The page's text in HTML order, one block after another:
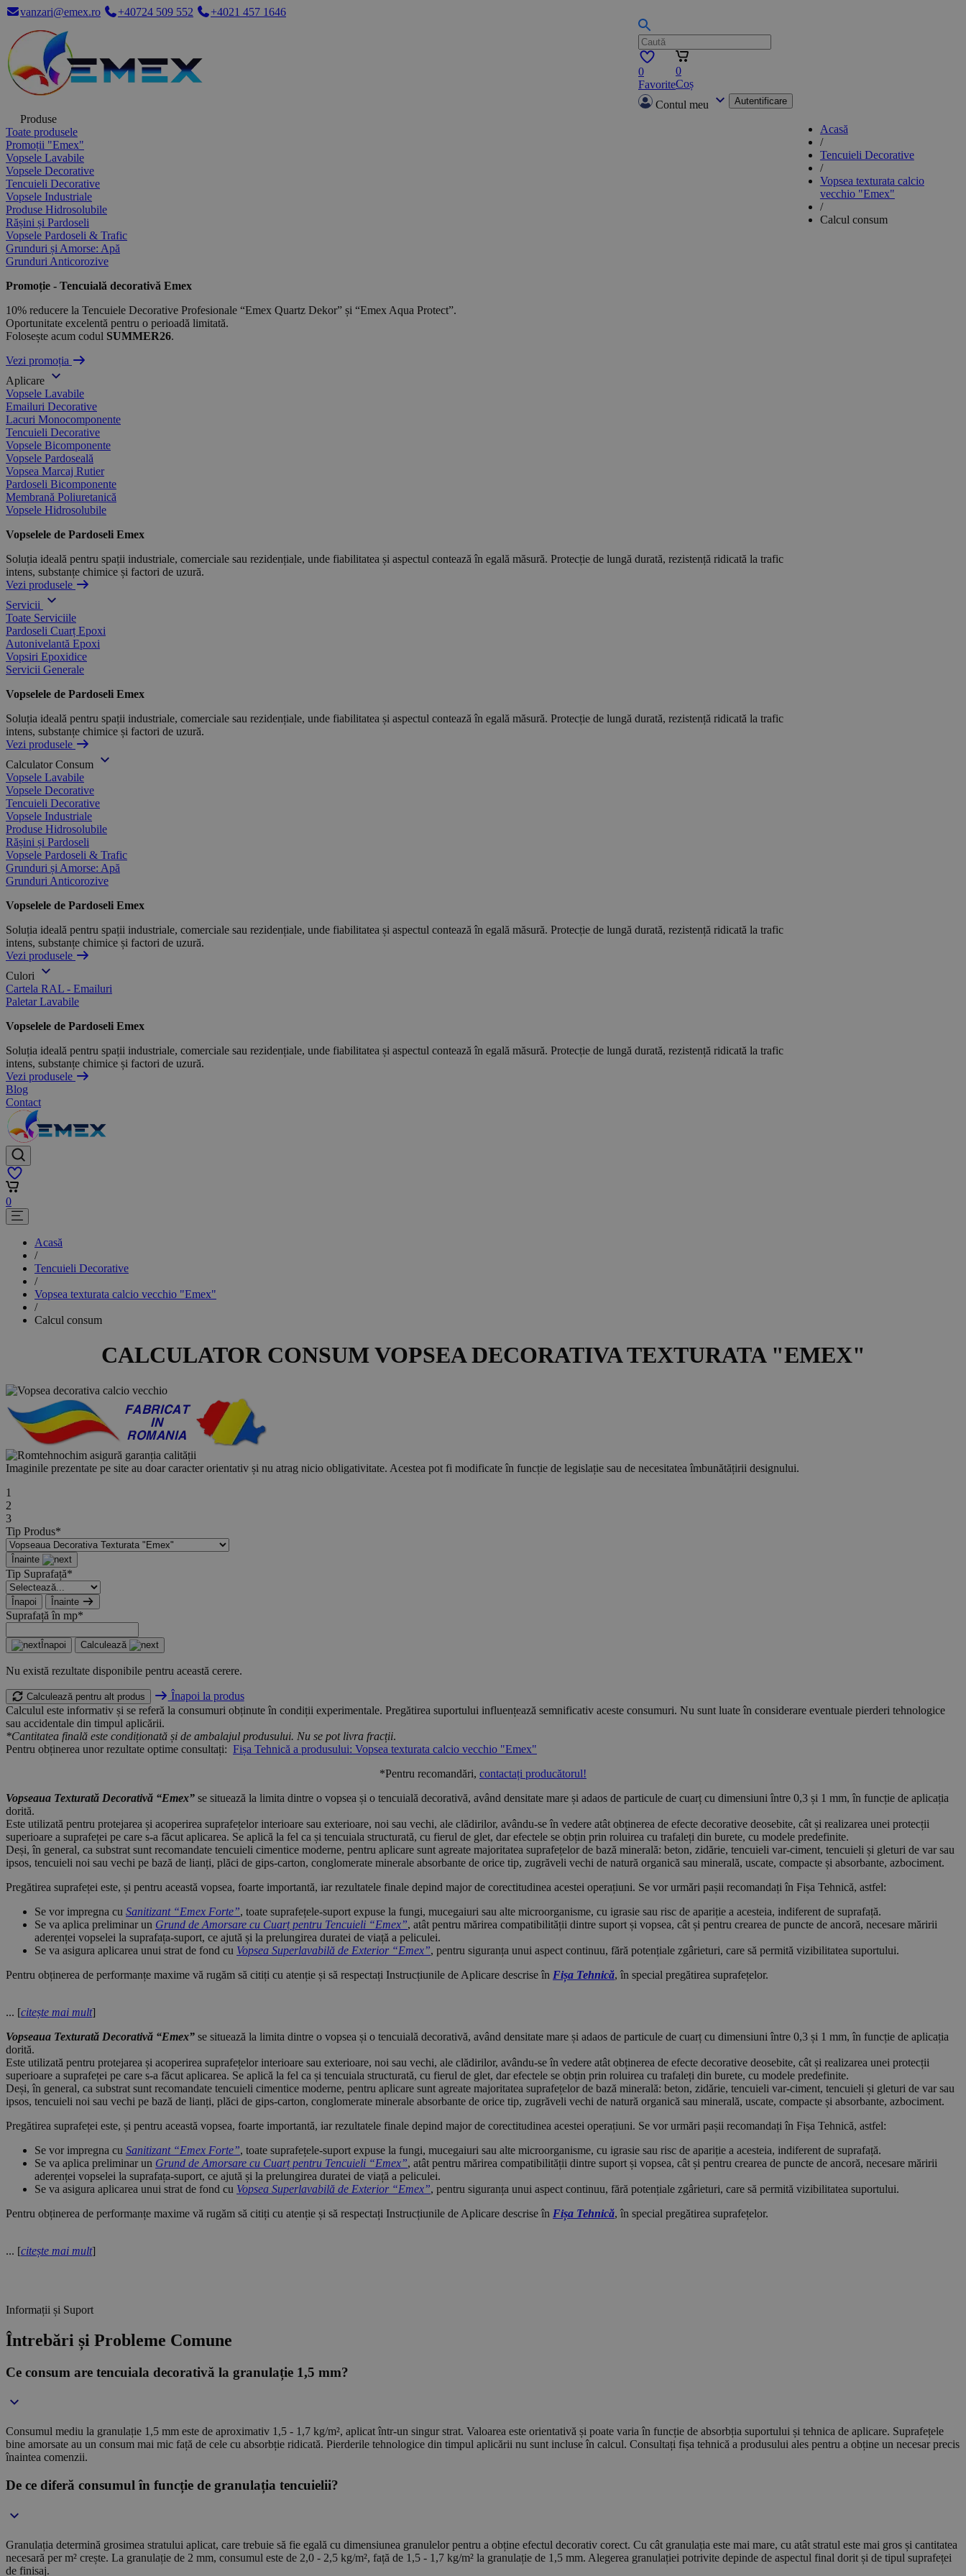
vanzari@emex.ro +40724 509 552 +4021 457 1646
0
Favorite
0
Coș
Contul meu
Autentificare
Produse
Toate produsele
Promoții "Emex"
Vopsele Lavabile
Vopsele Decorative
Tencuieli Decorative
Vopsele Industriale
Produse Hidrosolubile
Rășini și Pardoseli
Vopsele Pardoseli & Trafic
Grunduri și Amorse: Apă
Grunduri Anticorozive
Promoție - Tencuială decorativă Emex
10% reducere la Tencuiele Decorative Profesionale “Emex Quartz Dekor” și “Emex Aqua Protect”.
Oportunitate excelentă pentru o perioadă limitată.
Folosește acum codul SUMMER26.
Vezi promoția
Aplicare
Vopsele Lavabile
Emailuri Decorative
Lacuri Monocomponente
Tencuieli Decorative
Vopsele Bicomponente
Vopsele Pardoseală
Vopsea Marcaj Rutier
Pardoseli Bicomponente
Membrană Poliuretanică
Vopsele Hidrosolubile
Vopselele de Pardoseli Emex
Soluția ideală pentru spații industriale, comerciale sau rezidențiale, unde fiabilitatea și aspectul contează în egală măsură. Protecție de lungă durată, rezistență ridicată la trafic
intens, substanțe chimice și factori de uzură.
Vezi produsele
Servicii
Toate Serviciile
Pardoseli Cuarț Epoxi
Autonivelantă Epoxi
Vopsiri Epoxidice
Servicii Generale
Vopselele de Pardoseli Emex
Soluția ideală pentru spații industriale, comerciale sau rezidențiale, unde fiabilitatea și aspectul contează în egală măsură. Protecție de lungă durată, rezistență ridicată la trafic
intens, substanțe chimice și factori de uzură.
Vezi produsele
Calculator Consum
Vopsele Lavabile
Vopsele Decorative
Tencuieli Decorative
Vopsele Industriale
Produse Hidrosolubile
Rășini și Pardoseli
Vopsele Pardoseli & Trafic
Grunduri și Amorse: Apă
Grunduri Anticorozive
Vopselele de Pardoseli Emex
Soluția ideală pentru spații industriale, comerciale sau rezidențiale, unde fiabilitatea și aspectul contează în egală măsură. Protecție de lungă durată, rezistență ridicată la trafic
intens, substanțe chimice și factori de uzură.
Vezi produsele
Culori
Cartela RAL - Emailuri
Paletar Lavabile
Vopselele de Pardoseli Emex
Soluția ideală pentru spații industriale, comerciale sau rezidențiale, unde fiabilitatea și aspectul contează în egală măsură. Protecție de lungă durată, rezistență ridicată la trafic
intens, substanțe chimice și factori de uzură.
Vezi produsele
Blog
Contact
Acasă
/
Tencuieli Decorative
/
Vopsea texturata calcio
vecchio "Emex"
/
Calcul consum
0
Acasă
/
Tencuieli Decorative
/
Vopsea texturata calcio vecchio "Emex"
/
Calcul consum
CALCULATOR CONSUM VOPSEA DECORATIVA TEXTURATA "EMEX"
Imaginile prezentate pe site au doar caracter orientativ și nu atrag nicio obligativitate. Acestea pot fi modificate în funcție de legislație sau de necesitatea îmbunătățirii designului.
1
2
3
Tip Produs*
Înainte
Tip Suprafață*
Înapoi Înainte
Suprafață în mp*
Înapoi Calculează
Nu există rezultate disponibile pentru această cerere.
Calculează pentru alt produs
Înapoi la produs
Calculul este informativ și se referă la consumuri obținute în condiții experimentale. Pregătirea suportului influențează semnificativ aceste consumuri. Nu sunt luate în considerare eventuale pierderi tehnologice
sau accidentale din timpul aplicării.
*Cantitatea finală este condiționată și de ambalajul produsului. Nu se pot livra fracții.
Pentru obținerea unor rezultate optime consultați: Fișa Tehnică a produsului: Vopsea texturata calcio vecchio "Emex"
*Pentru recomandări, contactați producătorul!
Vopseaua Texturată Decorativă “Emex” se situează la limita dintre o vopsea și o tencuială decorativă, având densitate mare și adaos de particule de cuarț cu dimensiuni între 0,3 și 1 mm, în funcție de aplicația
dorită.
Este utilizată pentru protejarea și acoperirea suprafețelor interioare sau exterioare, noi sau vechi, ale clădirilor, avându-se în vedere atât obținerea de efecte decorative deosebite, cât și realizarea unei protecții
superioare a suprafeței pe care s-a făcut aplicarea. Se aplică la fel ca și tencuiala structurată, cu fierul de glet, dar efectele se obțin prin roluirea cu trafaleți din burete, cu modele predefinite.
Deși, în general, ca substrat sunt recomandate tencuieli cimentice moderne, pentru aplicare sunt agreate majoritatea suprafețelor de bază minerală: beton, zidărie, tencuieli var-ciment, tencuieli și gleturi de var sau
ipsos, tencuieli noi sau vechi pe bază de lianți, plăci de gips-carton, conglomerate minerale absorbante de orice tip, zugrăveli vechi de natură organică sau minerală, uscate, compacte și absorbante, azbociment.
Pregătirea suprafeței este, și pentru această vopsea, foarte importantă, iar rezultatele finale depind major de corectitudinea acestei operațiuni. Se vor urmări pașii recomandați în Fișa Tehnică, astfel:
Se vor impregna cu Sanitizant “Emex Forte”, toate suprafețele-suport expuse la fungi, mucegaiuri sau alte microorganisme, cu igrasie sau risc de apariție a acesteia, indiferent de suprafață.
Se va aplica preliminar un Grund de Amorsare cu Cuarț pentru Tencuieli “Emex”, atât pentru mărirea compatibilității dintre suport și vopsea, cât și pentru crearea de puncte de ancoră, necesare măririi
aderenței vopselei la suprafața-suport, ce ajută și la prelungirea duratei de viață a peliculei.
Se va asigura aplicarea unui strat de fond cu Vopsea Superlavabilă de Exterior “Emex”, pentru siguranța unui aspect continuu, fără potențiale zgârieturi, care să permită vizibilitatea suportului.
Pentru obținerea de performanțe maxime vă rugăm să citiți cu atenție și să respectați Instrucțiunile de Aplicare descrise în Fișa Tehnică, în special pregătirea suprafețelor.
... [citește mai mult]
Vopseaua Texturată Decorativă “Emex” se situează la limita dintre o vopsea și o tencuială decorativă, având densitate mare și adaos de particule de cuarț cu dimensiuni între 0,3 și 1 mm, în funcție de aplicația
dorită.
Este utilizată pentru protejarea și acoperirea suprafețelor interioare sau exterioare, noi sau vechi, ale clădirilor, avându-se în vedere atât obținerea de efecte decorative deosebite, cât și realizarea unei protecții
superioare a suprafeței pe care s-a făcut aplicarea. Se aplică la fel ca și tencuiala structurată, cu fierul de glet, dar efectele se obțin prin roluirea cu trafaleți din burete, cu modele predefinite.
Deși, în general, ca substrat sunt recomandate tencuieli cimentice moderne, pentru aplicare sunt agreate majoritatea suprafețelor de bază minerală: beton, zidărie, tencuieli var-ciment, tencuieli și gleturi de var sau
ipsos, tencuieli noi sau vechi pe bază de lianți, plăci de gips-carton, conglomerate minerale absorbante de orice tip, zugrăveli vechi de natură organică sau minerală, uscate, compacte și absorbante, azbociment.
Pregătirea suprafeței este, și pentru această vopsea, foarte importantă, iar rezultatele finale depind major de corectitudinea acestei operațiuni. Se vor urmări pașii recomandați în Fișa Tehnică, astfel:
Se vor impregna cu Sanitizant “Emex Forte”, toate suprafețele-suport expuse la fungi, mucegaiuri sau alte microorganisme, cu igrasie sau risc de apariție a acesteia, indiferent de suprafață.
Se va aplica preliminar un Grund de Amorsare cu Cuarț pentru Tencuieli “Emex”, atât pentru mărirea compatibilității dintre suport și vopsea, cât și pentru crearea de puncte de ancoră, necesare măririi
aderenței vopselei la suprafața-suport, ce ajută și la prelungirea duratei de viață a peliculei.
Se va asigura aplicarea unui strat de fond cu Vopsea Superlavabilă de Exterior “Emex”, pentru siguranța unui aspect continuu, fără potențiale zgârieturi, care să permită vizibilitatea suportului.
Pentru obținerea de performanțe maxime vă rugăm să citiți cu atenție și să respectați Instrucțiunile de Aplicare descrise în Fișa Tehnică, în special pregătirea suprafețelor.
... [citește mai mult]
Informații și Suport
Întrebări și Probleme Comune
Ce consum are tencuiala decorativă la granulație 1,5 mm?
Consumul mediu la granulație 1,5 mm este de aproximativ 1,5 - 1,7 kg/m², aplicat într-un singur strat. Valoarea este orientativă și poate varia în funcție de absorbția suportului și tehnica de aplicare. Suprafețele
bine amorsate au un consum mai mic față de cele cu absorbție ridicată. Pierderile tehnologice din timpul aplicării nu sunt incluse în calcul. Consultați fișa tehnică a produsului ales pentru a obține un necesar precis
înaintea comenzii.
De ce diferă consumul în funcție de granulația tencuielii?
Granulația determină grosimea stratului aplicat, care trebuie să fie egală cu dimensiunea granulelor pentru a obține efectul decorativ corect. Cu cât granulația este mai mare, cu atât stratul este mai gros și cantitatea
necesară per m² crește. La granulație de 2 mm, consumul este de 2,0 - 2,5 kg/m², față de 1,5 - 1,7 kg/m² la granulație de 1,5 mm. Alegerea granulației potrivite depinde de aspectul final dorit și de tipul suprafeței
de finisaj.